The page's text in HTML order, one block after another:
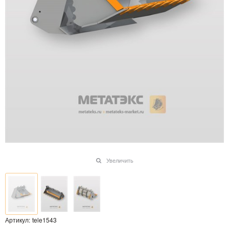
Увеличить
Артикул: tele1543